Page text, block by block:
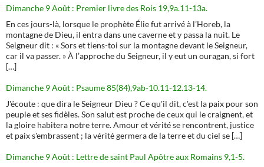
Dimanche 9 Août : Premier livre des Rois 19,9a.11-13a.
En ces jours-là, lorsque le prophète Élie fut arrivé à l’Horeb, la
montagne de Dieu, il entra dans une caverne et y passa la nuit. Le
Seigneur dit : « Sors et tiens-toi sur la montagne devant le Seigneur,
car il va passer. » À l’approche du Seigneur, il y eut un ouragan, si fort
[…]
Dimanche 9 Août : Psaume 85(84),9ab-10.11-12.13-14.
J'écoute : que dira le Seigneur Dieu ? Ce qu'il dit, c'est la paix pour son
peuple et ses fidèles. Son salut est proche de ceux qui le craignent, et
la gloire habitera notre terre. Amour et vérité se rencontrent, justice
et paix s'embrassent ; la vérité germera de la terre et du ciel se […]
Dimanche 9 Août : Lettre de saint Paul Apôtre aux Romains 9,1-5.